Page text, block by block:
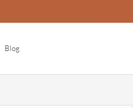
Blog